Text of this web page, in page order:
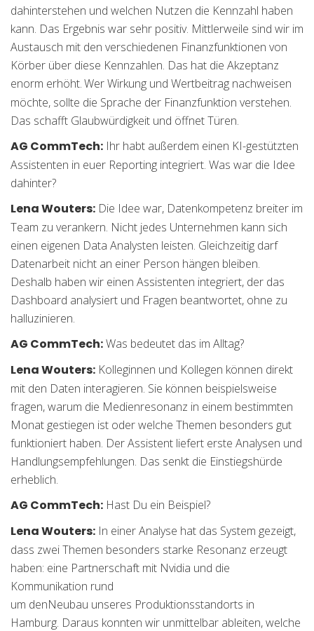
dahinterstehen und welchen Nutzen die Kennzahl haben
kann. Das Ergebnis war sehr positiv. Mittlerweile sind wir im
Austausch mit den verschiedenen Finanzfunktionen von
Körber über diese Kennzahlen. Das hat die Akzeptanz
enorm erhöht.Wer Wirkung und Wertbeitrag nachweisen
möchte, sollte die Sprache der Finanzfunktion verstehen.
Das schafft Glaubwürdigkeit und öffnet Türen.
AG CommTech: Ihr habt außerdem einen KI-gestützten
Assistenten in euer Reporting integriert. Was war die Idee
dahinter?
Lena Wouters: Die Idee war, Datenkompetenz breiter im
Team zu verankern. Nicht jedes Unternehmen kann sich
einen eigenen Data Analysten leisten. Gleichzeitig darf
Datenarbeit nicht an einer Person hängen bleiben.
Deshalb haben wir einen Assistenten integriert, der das
Dashboard analysiert und Fragen beantwortet, ohne zu
halluzinieren.
AG CommTech:Was bedeutet das im Alltag?
Lena Wouters: Kolleginnen und Kollegen können direkt
mit den Daten interagieren. Sie können beispielsweise
fragen, warum die Medienresonanz in einem bestimmten
Monat gestiegen ist oder welche Themen besonders gut
funktioniert haben. Der Assistent liefert erste Analysen und
Handlungsempfehlungen. Das senkt die Einstiegshürde
erheblich.
AG CommTech: Hast Du ein Beispiel?
Lena Wouters: In einer Analyse hat das System gezeigt,
dass zwei Themen besonders starke Resonanz erzeugt
haben: eine Partnerschaft mit Nvidia und die
Kommunikation rund
um denNeubau unseres Produktionsstandorts in
Hamburg. Daraus konnten wir unmittelbar ableiten, welche